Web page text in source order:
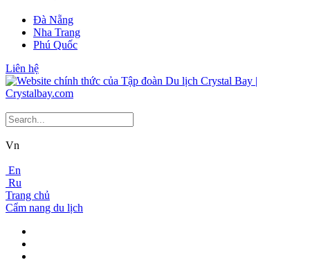
Đà Nẵng
Nha Trang
Phú Quốc
Liên hệ
Vn
En
Ru
Trang chủ
Cẩm nang du lịch